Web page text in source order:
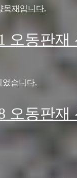
(A급)
었으며,
목재입니다.
~
장 순)
오동판재
었습니다.
오동판재